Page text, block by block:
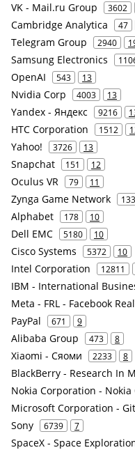
VK - Mail.ru Group 3602
Cambridge Analytica 47
Telegram Group 2940
Samsung Electronics
OpenAI 543 13
Nvidia Corp 4003 13
Yandex - Яндекс 9216
HTC Corporation 1512
Yahoo! 3726 13
Snapchat 151 12
Oculus VR 79 11
Zynga Game Network 133
Alphabet 178 10
Dell EMC 5180 10
Cisco Systems 5372 10
Intel Corporation 12811
IBM - International
Meta - FRL - Facebook
PayPal 671 9
Alibaba Group 473 8
Xiaomi - Сяоми 2233 8
BlackBerry - Research In
Nokia Corporation - Nokia
Microsoft Corporation -
Sony 6739 7
SpaceX - Space